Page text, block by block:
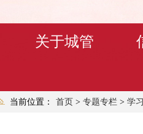
关于城管
当前位置： 首页 > 专题专栏 > 学